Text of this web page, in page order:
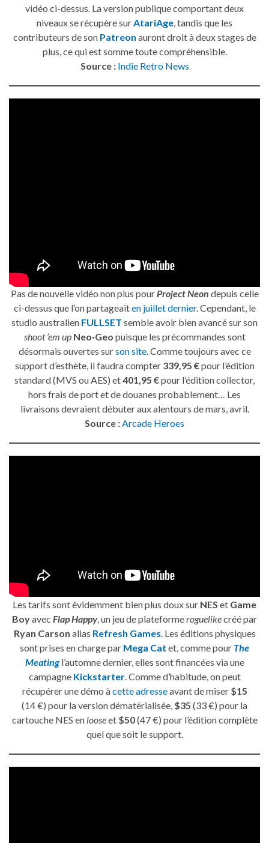
vidéo ci-dessus. La version publique comportant deux
niveaux se récupère surAtariAge, tandis que les
contributeurs de son Patreon auront droit à deux stages de
plus, ce qui est somme toute compréhensible.
Source : Indie Retro News
Pas de nouvelle vidéo non plus pourProject Neon depuis celle
ci-dessus que l’on partageaiten juillet dernier. Cependant, le
studio australien FULLSET semble avoir bien avancé sur son
shoot ’em up Neo·Geo puisque les précommandes sont
désormais ouvertes surson site. Comme toujours avec ce
support d’esthète, il faudra compter 339,95 €pour l’édition
standard (MVS ou AES) et401,95 €pour l’édition collector,
hors frais de port et de douanes probablement… Les
livraisons devraient débuter aux alentours de mars, avril.
Source :Arcade Heroes
Les tarifs sont évidemment bien plus doux sur NES et Game
Boyavec Flap Happy, un jeu de plateformeroguelikecréé par
Ryan Carson alias Refresh Games . Les éditions physiques
sont prises en charge par Mega Cat et, comme pour The
Meatingl’automne dernier, elles sont financées via une
campagne Kickstarter. Comme d’habitude, on peut
récupérer une démo àcette adresseavant de miser $15
(14 €) pour la version dématérialisée, $35 (33 €) pour la
cartouche NES en looseet $50(47 €) pour l’édition complète
quel que soit le support.